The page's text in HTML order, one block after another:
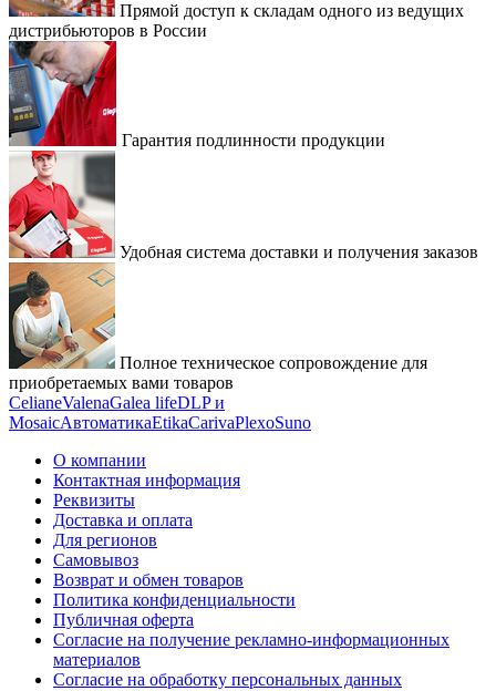
Прямой доступ к складам одного из ведущих
дистрибьюторов в России
Гарантия подлинности продукции
Удобная система доставки и получения заказов
Полное техническое сопровождение для
приобретаемых вами товаров
CelianeValenaGalea lifeDLP и
MosaicАвтоматикаEtikaCarivaPlexoSuno
О компании
Контактная информация
Реквизиты
Доставка и оплата
Для регионов
Самовывоз
Возврат и обмен товаров
Политика конфиденциальности
Публичная оферта
Согласие на получение рекламно-информационных
материалов
Согласие на обработку персональных данных